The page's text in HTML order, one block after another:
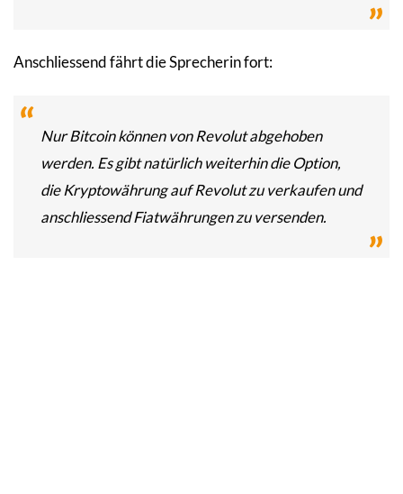
Anschliessend fährt die Sprecherin fort:
Nur Bitcoin können von Revolut abgehoben
werden. Es gibt natürlich weiterhin die Option,
die Kryptowährung auf Revolut zu verkaufen und
anschliessend Fiatwährungen zu versenden.